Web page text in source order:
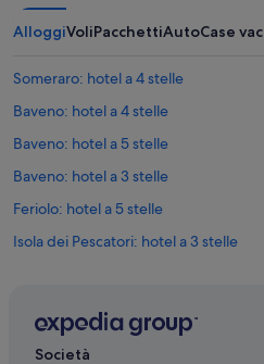
AlloggiVoliPacchettiAutoCase
Someraro: hotel a 4 stelle
Baveno: hotel a 4 stelle
Baveno: hotel a 5 stelle
Baveno: hotel a 3 stelle
Feriolo: hotel a 5 stelle
Isola dei Pescatori: hotel a 3 stelle
Levo: hotel a 2 stelle
Società